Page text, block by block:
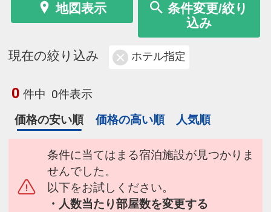
地図表示
条件変更/絞り
込み
現在の絞り込み ホテル指定
0 件中 0件表示
価格の安い順
価格の高い順 人気順
条件に当てはまる宿泊施設が見つかりま
せんでした。
以下をお試しください。
・人数当たり部屋数を変更する